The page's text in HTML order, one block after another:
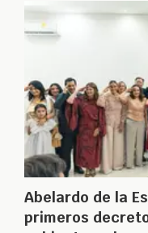
Abelardo de la
primeros